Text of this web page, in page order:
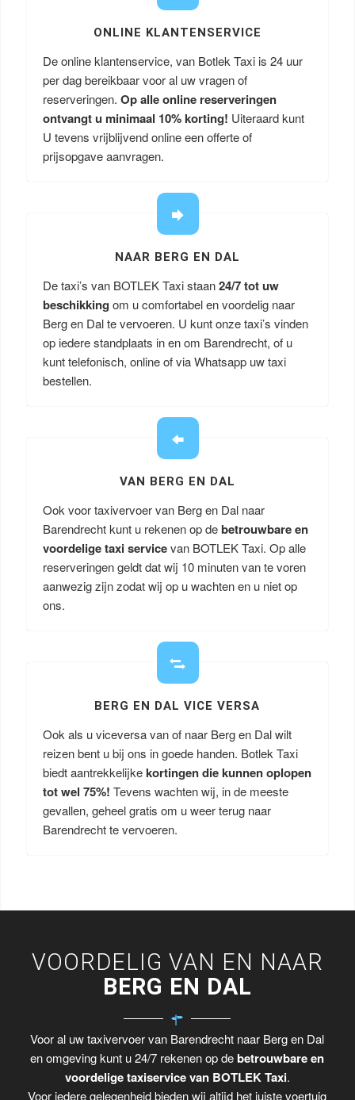
ONLINE KLANTENSERVICE
De online klantenservice, van Botlek Taxi is 24 uur
per dag bereikbaar voor al uw vragen of
reserveringen. Op alle online reserveringen
ontvangt u minimaal 10% korting! Uiteraard kunt
U tevens vrijblijvend online een offerte of
prijsopgave aanvragen.
NAAR BERG EN DAL
De taxi’s van BOTLEK Taxi staan24/7 tot uw
beschikking om u comfortabel en voordelig naar
Berg en Dal te vervoeren. U kunt onze taxi’s vinden
op iedere standplaats in en om Barendrecht, of u
kunt telefonisch, online of via Whatsapp uw taxi
bestellen.
VAN BERG EN DAL
Ook voor taxivervoer van Berg en Dal naar
Barendrecht kunt u rekenen op debetrouwbare en
voordelige taxi servicevan BOTLEK Taxi. Op alle
reserveringen geldt dat wij 10 minuten van te voren
aanwezig zijn zodat wij op u wachten en u niet op
ons.
BERG EN DAL VICE VERSA
Ook als u viceversa van of naar Berg en Dal wilt
reizen bent u bij ons in goede handen. Botlek Taxi
biedt aantrekkelijkekortingen die kunnen oplopen
tot wel 75%! Tevens wachten wij, in de meeste
gevallen, geheel gratis om u weer terug naar
Barendrecht te vervoeren.
VOORDELIG VAN EN NAAR
BERG EN DAL
Voor al uw taxivervoer van Barendrecht naar Berg en Dal
en omgeving kunt u 24/7 rekenen op debetrouwbare en
voordelige taxiservice van BOTLEK Taxi.
Voor iedere gelegenheid bieden wij altijd het juiste voertuig